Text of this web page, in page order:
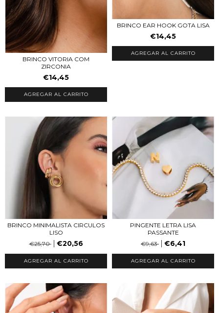
BRINCO VITORIA COM
ZIRCONIA
€14,45
AGREGAR AL CARRITO
BRINCO EAR HOOK GOTA LISA
€14,45
AGREGAR AL CARRITO
BRINCO MINIMALISTA CIRCULOS
LISO
€25,70
€20,56
AGREGAR AL CARRITO
PINGENTE LETRA LISA
PASSANTE
€9,63
€6,41
AGREGAR AL CARRITO